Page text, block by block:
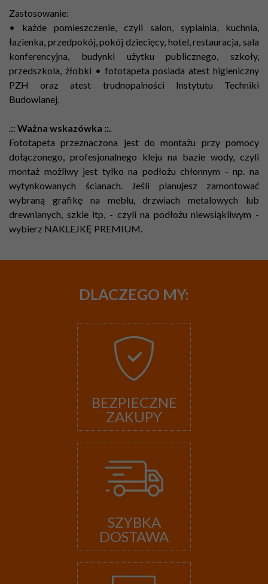
Zastosowanie:
• każde pomieszczenie, czyli salon, sypialnia, kuchnia,
łazienka, przedpokój, pokój dziecięcy, hotel, restauracja, sala
konferencyjna, budynki użytku publicznego, szkoły,
przedszkola, żłobki • fototapeta posiada atest higieniczny
PZH oraz atest trudnopalności Instytutu Techniki
Budowlanej.
.:: Ważna wskazówka ::.
Fototapeta przeznaczona jest do montażu przy pomocy
dołączonego, profesjonalnego kleju na bazie wody, czyli
montaż możliwy jest tylko na podłożu chłonnym - np. na
wytynkowanych ścianach. Jeśli planujesz zamontować
wybraną grafikę na meblu, drzwiach metalowych lub
drewnianych, szkle itp, - czyli na podłożu niewsiąkliwym -
wybierz NAKLEJKĘ PREMIUM.
DLACZEGO MY:
BEZPIECZNE
ZAKUPY
SZYBKA
DOSTAWA